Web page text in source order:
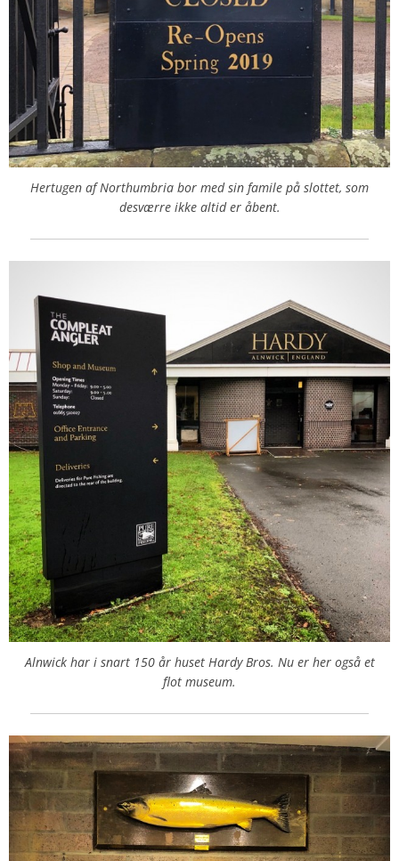
Hertugen af Northumbria bor med sin famile på slottet, som
desværre ikke altid er åbent.
Alnwick har i snart 150 år huset Hardy Bros. Nu er her også et
flot museum.